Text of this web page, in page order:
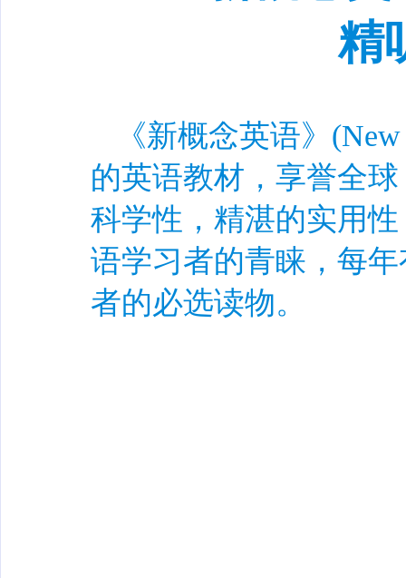
精
《新概念英语》
的英语教材，享誉全
科学性，精湛的实用
语学习者的青睐，每
者的必选读物。